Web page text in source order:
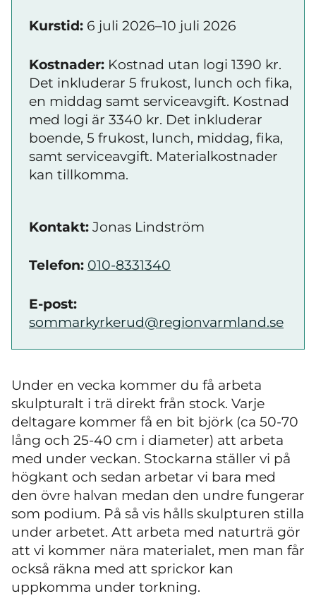
Kurstid: 6 juli 2026–10 juli 2026
Kostnader: Kostnad utan logi 1390 kr.
Det inkluderar 5 frukost, lunch och fika,
en middag samt serviceavgift. Kostnad
med logi är 3340 kr. Det inkluderar
boende, 5 frukost, lunch, middag, fika,
samt serviceavgift. Materialkostnader
kan tillkomma.
Kontakt: Jonas Lindström
Telefon: 010-8331340
E-post:
sommarkyrkerud@regionvarmland.se
Under en vecka kommer du få arbeta
skulpturalt i trä direkt från stock. Varje
deltagare kommer få en bit björk (ca 50-70
lång och 25-40 cm i diameter) att arbeta
med under veckan. Stockarna ställer vi på
högkant och sedan arbetar vi bara med
den övre halvan medan den undre fungerar
som podium. På så vis hålls skulpturen stilla
under arbetet. Att arbeta med naturträ gör
att vi kommer nära materialet, men man får
också räkna med att sprickor kan
uppkomma under torkning.